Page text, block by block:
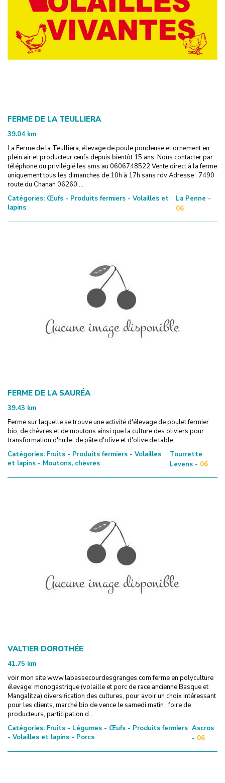
FERME DE LA TEULLIERA
39.04 km
La Ferme de la Teullièra, élevage de poule pondeuse et ornement en
plein air et producteur œufs depuis bientôt 15 ans. Nous contacter par
téléphone ou privilégié les sms au 0606748522 Vente direct à la ferme
uniquement tous les dimanches de 10h à 17h sans rdv Adresse : 7490
route du Chanan 06260 ...
Catégories: Œufs - Produits fermiers - Volailles et
lapins
La Penne -
06
FERME DE LA SAURÉA
39.43 km
Ferme sur laquelle se trouve une activité d'élevage de poulet fermier
bio, de chèvres et de moutons ainsi que la culture des oliviers pour
transformation d'huile, de pâte d'olive et d'olive de table.
Catégories: Fruits - Produits fermiers - Volailles
et lapins - Moutons, chèvres
Tourrette
Levens - 06
VALTIER DOROTHÉE
41.75 km
voir mon site www.labassecourdesgranges.com ferme en polyculture
élevage: monogastrique (volaille et porc de race ancienne:Basque et
Mangalitza) diversification des cultures, pour avoir un choix intéressant
pour les clients, marché bio de vence le samedi matin , foire de
producteurs, participation d...
Catégories: Fruits - Légumes - Œufs - Produits fermiers
- Volailles et lapins - Porcs
Ascros
- 06